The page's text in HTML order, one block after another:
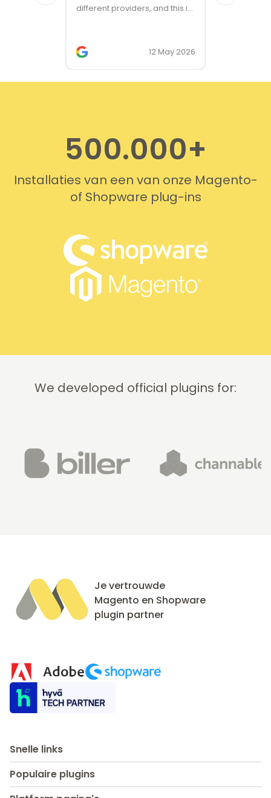
different providers, and this is
two occasions, and it was
provided quickly and
professionally. We do
12 May 2026
500.000+
Installaties van een van onze Magento-
of Shopware plug-ins
We developed official plugins for:
Je vertrouwde
Magento en Shopware
plugin partner
Snelle links
Populaire plugins